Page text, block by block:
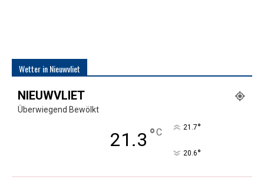
Wetter in Nieuwvliet
NIEUWVLIET
Überwiegend Bewölkt
21.3 °C 21.7°
20.6°